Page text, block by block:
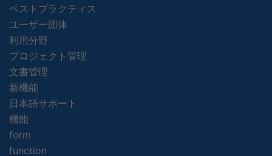
ベストプラクティス
ユーザー団体
利用分野
プロジェクト管理
文書管理
新機能
日本語サポート
機能
form
function